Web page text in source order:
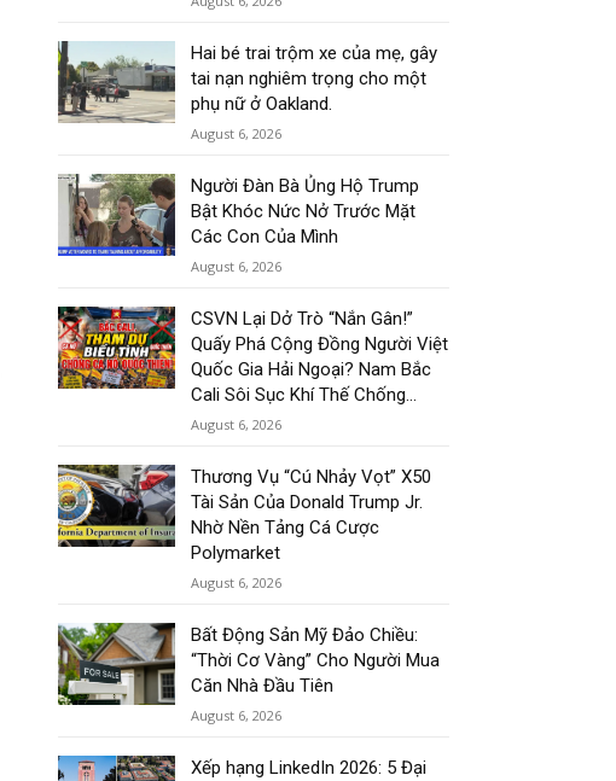
Hai bé trai trộm xe của mẹ, gây
tai nạn nghiêm trọng cho một
phụ nữ ở Oakland.
August 6, 2026
Người Đàn Bà Ủng Hộ Trump
Bật Khóc Nức Nở Trước Mặt
Các Con Của Mình
August 6, 2026
CSVN Lại Dở Trò “Nắn Gân!”
Quấy Phá Cộng Đồng Người Việt
Quốc Gia Hải Ngoại? Nam Bắc
Cali Sôi Sục Khí Thế Chống...
August 6, 2026
Thương Vụ “Cú Nhảy Vọt” X50
Tài Sản Của Donald Trump Jr.
Nhờ Nền Tảng Cá Cược
Polymarket
August 6, 2026
Bất Động Sản Mỹ Đảo Chiều:
“Thời Cơ Vàng” Cho Người Mua
Căn Nhà Đầu Tiên
August 6, 2026
Xếp hạng LinkedIn 2026: 5 Đại